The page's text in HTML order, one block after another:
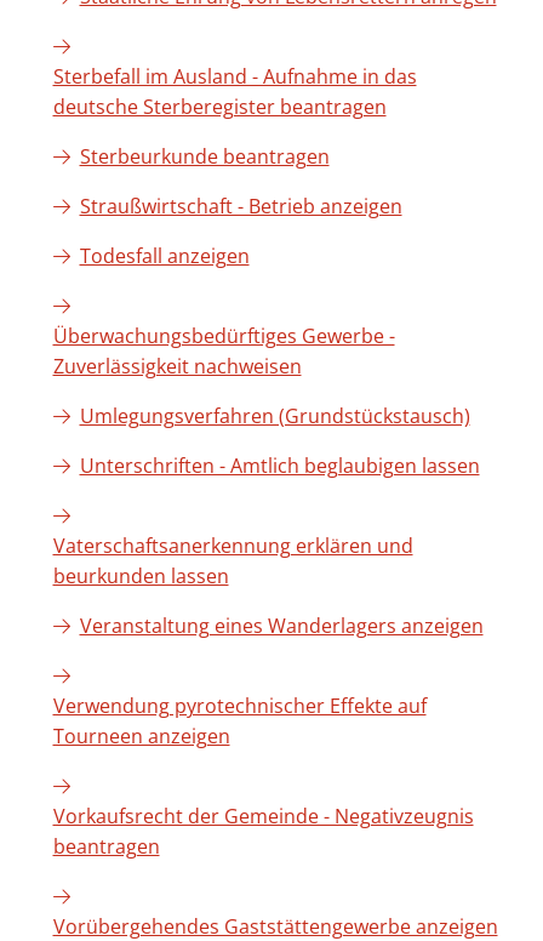
Sterbefall im Ausland - Aufnahme in das
deutsche Sterberegister beantragen
Sterbeurkunde beantragen
Straußwirtschaft - Betrieb anzeigen
Todesfall anzeigen
Überwachungsbedürftiges Gewerbe -
Zuverlässigkeit nachweisen
Umlegungsverfahren (Grundstückstausch)
Unterschriften - Amtlich beglaubigen lassen
Vaterschaftsanerkennung erklären und
beurkunden lassen
Veranstaltung eines Wanderlagers anzeigen
Verwendung pyrotechnischer Effekte auf
Tourneen anzeigen
Vorkaufsrecht der Gemeinde - Negativzeugnis
beantragen
Vorübergehendes Gaststättengewerbe anzeigen